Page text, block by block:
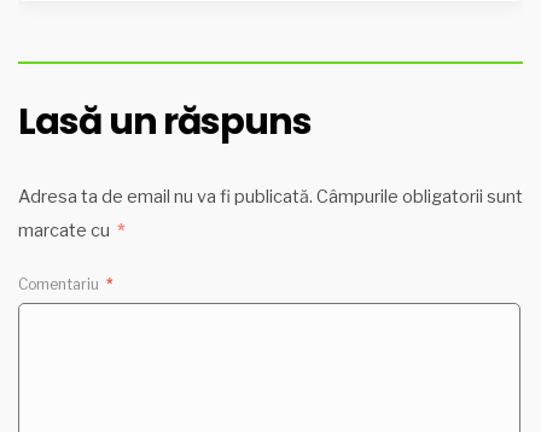
Lasă un răspuns
Adresa ta de email nu va fi publicată. Câmpurile obligatorii sunt
marcate cu *
Comentariu *